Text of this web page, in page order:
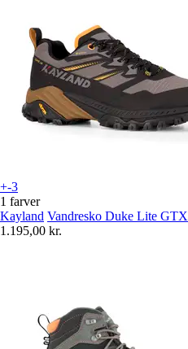
+-3
1 farver
Kayland Vandresko Duke Lite GTX
1.195,00 kr.